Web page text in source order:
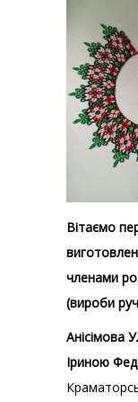
Вітаємо
членами
(вироби
Анісімова
Іриною